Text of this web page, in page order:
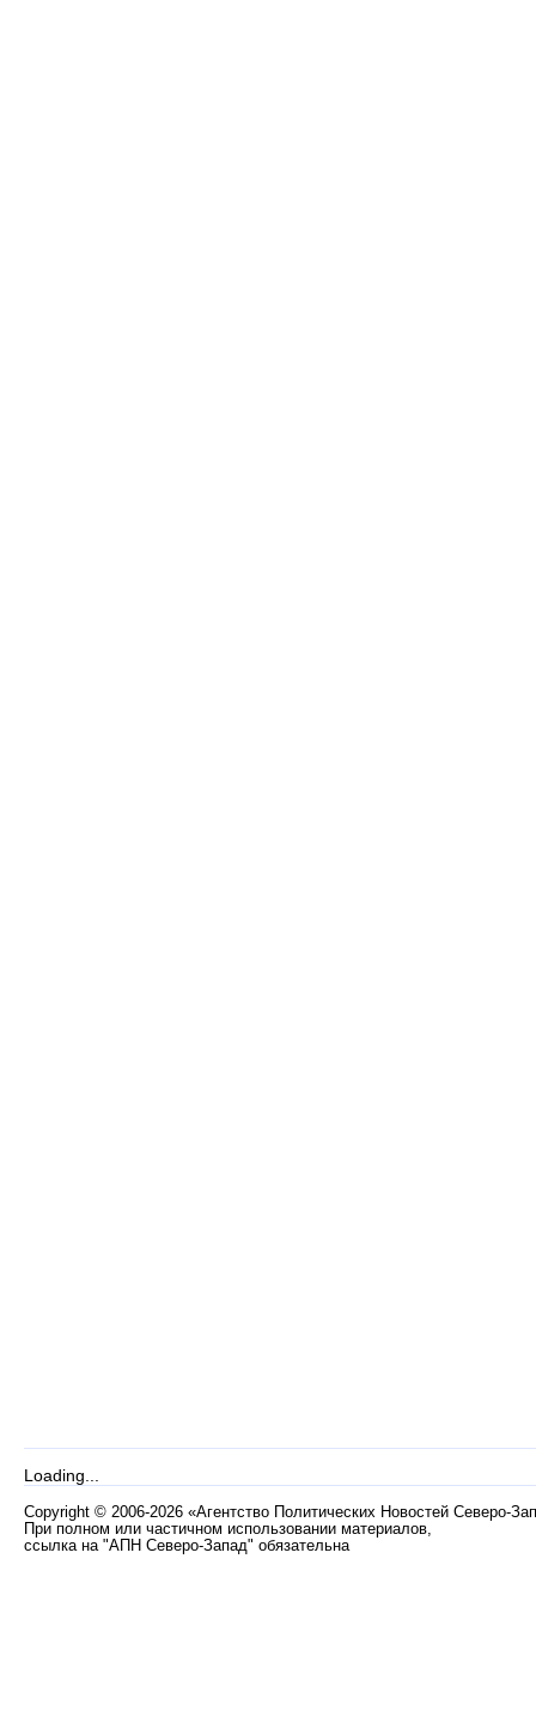
Loading...
Copyright © 2006-2026 «Агентство Политических Новостей Северо-
При полном или частичном использовании материалов,
ссылка на "АПН Северо-Запад" обязательна